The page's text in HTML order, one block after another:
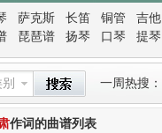
萨克斯 长笛 铜管 吉他
琵琶谱 扬琴 口琴 提琴
一周热搜：
作词的曲谱列表